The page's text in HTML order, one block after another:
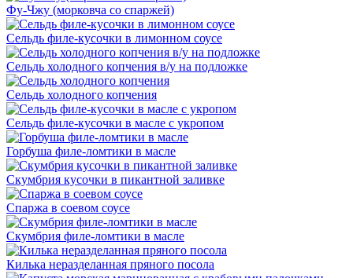
Фу-Чжу (морковча со спаржей)
Сельдь филе-кусочки в лимонном соусе
Сельдь холодного копчения в/у на подложке
Сельдь холодного копчения
Сельдь филе-кусочки в масле с укропом
Горбуша филе-ломтики в масле
Скумбрия кусочки в пикантной заливке
Спаржа в соевом соусе
Скумбрия филе-ломтики в масле
Килька неразделанная пряного посола